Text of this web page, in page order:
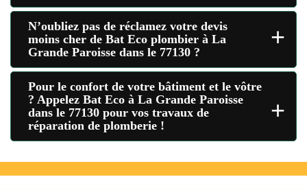
N’oubliez pas de réclamez votre devis
moins cher de Bat Eco plombier à La
Grande Paroisse dans le 77130 ?
+
Pour le confort de votre bâtiment et le vôtre
? Appelez Bat Eco à La Grande Paroisse
dans le 77130 pour vos travaux de
réparation de plomberie !
+